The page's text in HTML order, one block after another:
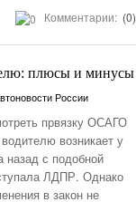
Комментарии: (0)
плюсы и минусы
России
првязку ОСАГО
возникает у
назад с подобной
ЛДПР. Однако
в закон не